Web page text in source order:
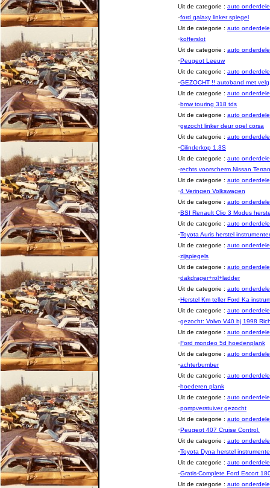
Uit de categorie : auto
·ford galaxy linker spiegel
Uit de categorie : auto
·kofferslot
Uit de categorie : auto
·Peugeot Leeuw
Uit de categorie : auto
·GEZOCHT !! autoband met velg
Uit de categorie : auto
·bmw touring 318 tds
Uit de categorie : auto
·gezocht linker deur opel corsa
Uit de categorie : auto
·Cilinderkop 1.3S
Uit de categorie : auto
·rechts voorscherm Nissan
Uit de categorie : auto
·4 Veringen Volkswagen
Uit de categorie : auto
·BSI Renault Clio 3 Modus
Uit de categorie : auto
·Toyota Auris herstel
Uit de categorie : auto
·zijspiegels
Uit de categorie : auto
·dakdrager+rol+ladder
Uit de categorie : auto
·Herstel Km teller Ford Ka
Uit de categorie : auto
·gezocht: Volvo V40 bj 1998
Uit de categorie : auto
·Ford mondeo 5d hoedenplank
Uit de categorie : auto
·achterbumber
Uit de categorie : auto
·hoederen plank
Uit de categorie : auto
·pompverstuiver gezocht
Uit de categorie : auto
·Peugeot 407 Cruise Control.
Uit de categorie : auto
·Toyota Dyna herstel
Uit de categorie : auto
·Gratis-Complete Ford Escort
Uit de categorie : auto